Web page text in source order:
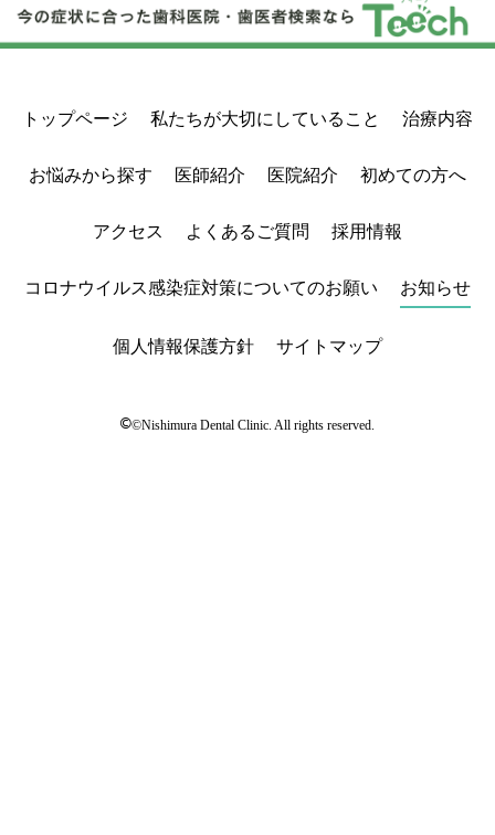
トップページ 私たちが大切にしていること 治療内容
お悩みから探す 医師紹介 医院紹介 初めての方へ
アクセス よくあるご質問 採用情報
コロナウイルス感染症対策についてのお願い お知らせ
個人情報保護方針 サイトマップ
©©Nishimura Dental Clinic. All rights reserved.